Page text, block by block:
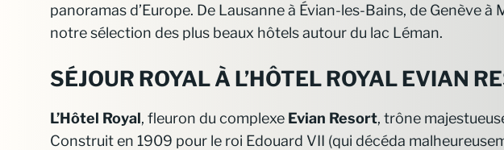
panoramas d’Europe. De Lausanne à Évian-les-Bains, de Genève
notre sélection des plus beaux hôtels autour du lac Léman.
SÉJOUR ROYAL À L’HÔTEL ROYAL EVIAN
L’Hôtel Royal, fleuron du complexe Evian Resort, trône
Construit en 1909 pour le roi Edouard VII (qui décéda